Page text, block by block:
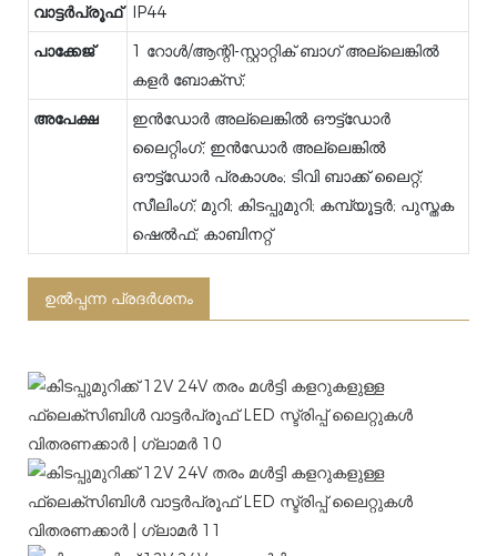
വാട്ടർപ്രൂഫ് IP44
പാക്കേജ്
1 റോൾ/ആന്റി-സ്റ്റാറ്റിക് ബാഗ് അല്ലെങ്കിൽ
കളർ ബോക്സ്;
അപേക്ഷ
ഇൻഡോർ അല്ലെങ്കിൽ ഔട്ട്ഡോർ
ലൈറ്റിംഗ്; ഇൻഡോർ അല്ലെങ്കിൽ
ഔട്ട്ഡോർ പ്രകാശം; ടിവി ബാക്ക് ലൈറ്റ്;
സീലിംഗ്; മുറി; കിടപ്പുമുറി; കമ്പ്യൂട്ടർ; പുസ്തക
ഷെൽഫ്; കാബിനറ്റ്
ഉൽപ്പന്ന പ്രദർശനം